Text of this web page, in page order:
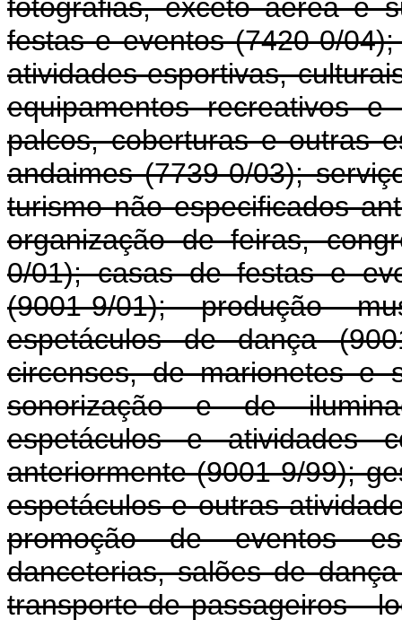
fotografias, exceto aérea e
festas e eventos (7420-0/
atividades esportivas,
equipamentos recreativos
palcos, coberturas e outras
andaimes (7739-0/03);
turismo não especificados
organização de feiras,
0/01); casas de festas e
(9001-9/01); produção
espetáculos de dança
circenses, de marionetes e
sonorização e de
espetáculos e atividades
anteriormente (9001-9/99);
espetáculos e outras
promoção de eventos
danceterias, salões de
transporte de passageiros -